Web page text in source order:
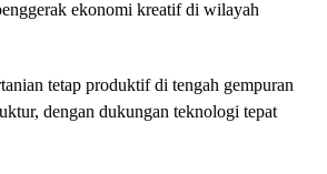
ekonomi kreatif di wilayah
tetap produktif di tengah gempuran
dengan dukungan teknologi tepat